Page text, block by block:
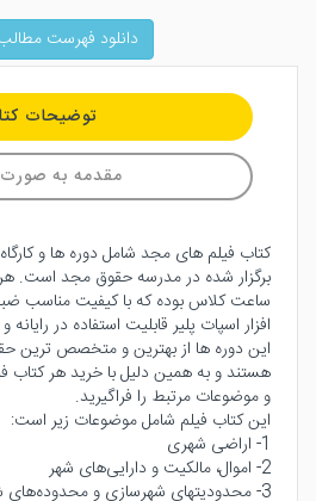
دانلود فهرست
توضیحات
مقدمه به
کتاب فیلم های مجد شامل دوره ها و
برگزار شده در مدرسه حقوق مجد است.
ساعت کلاس بوده که با کیفیت مناسب
افزار اسپات پلیر قابلیت استفاده در
این دوره ها از بهترین و متخصص ترین
هستند و به همین دلیل با خرید هر کتاب
و موضوعات مرتبط را فراگیرید.
این کتاب فیلم شامل موضوعات زیر است:
1- اراضى شهرى
2- اموال، مالكيت و دارايى‌هاى شهر
3- محدوديتهاى شهرسازى و محدوده‌هاى شهرى